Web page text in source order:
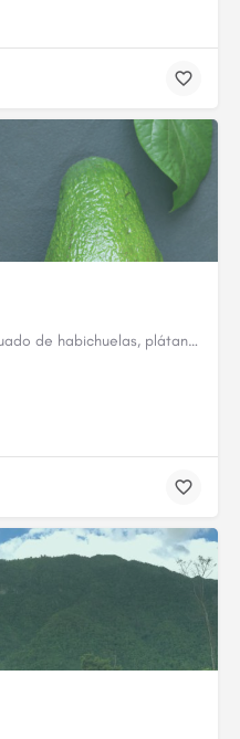
Entregas en San Sebastián y Utuado de habichuelas, plátanos, yautía, lechuga, repollo, calabaza, maíz, café,…